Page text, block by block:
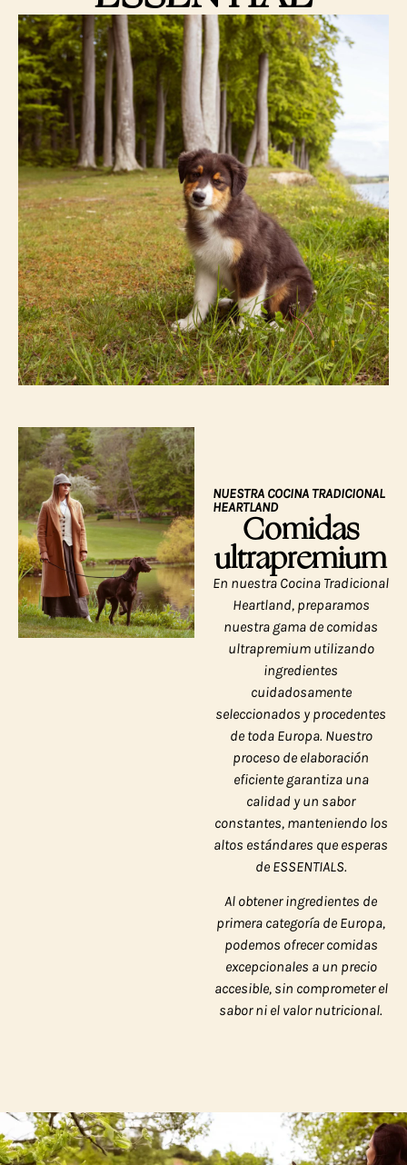
NUESTRA COCINA TRADICIONAL
HEARTLAND
Comidas
ultrapremium
En nuestra Cocina Tradicional
Heartland, preparamos
nuestra gama de comidas
ultrapremium utilizando
ingredientes
cuidadosamente
seleccionados y procedentes
de toda Europa. Nuestro
proceso de elaboración
eficiente garantiza una
calidad y un sabor
constantes, manteniendo los
altos estándares que esperas
de ESSENTIALS.
Al obtener ingredientes de
primera categoría de Europa,
podemos ofrecer comidas
excepcionales a un precio
accesible, sin comprometer el
sabor ni el valor nutricional.